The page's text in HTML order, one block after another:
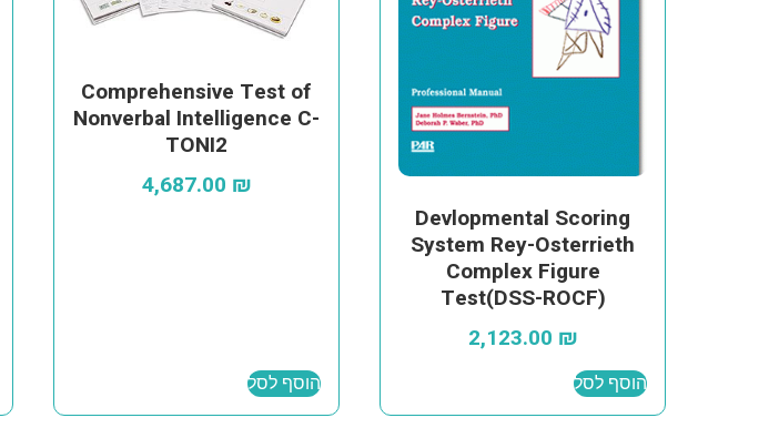
Devlopmental Scoring
System Rey-Osterrieth
Complex Figure
Test(DSS-ROCF)
2,123.00 ₪
הוסף לסל
Comprehensive Test of
Nonverbal Intelligence C-
TONI2
4,687.00 ₪
הוסף לסל